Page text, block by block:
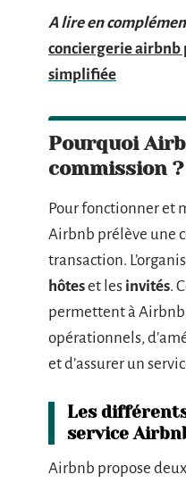
A lire en
conciergerie airbnb
simplifiée
Pourquoi
commission ?
Pour fonctionner et
Airbnb prélève une
transaction.
hôteset les invités.
permettent à Airbnb
opérationnels,
et d’assurer un
Les
service
Airbnb propose